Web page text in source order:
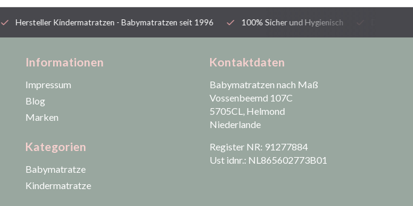
Hersteller Kindermatratzen - Babymatratzen seit 1996 100% Sicher und Hygienisch Deutschlands
Informationen
Impressum
Blog
Marken
Kategorien
Babymatratze
Kindermatratze
Kontaktdaten
Babymatratzen nach Maß
Vossenbeemd 107C
5705CL, Helmond
Niederlande
Register NR: 91277884
Ust idnr.: NL865602773B01